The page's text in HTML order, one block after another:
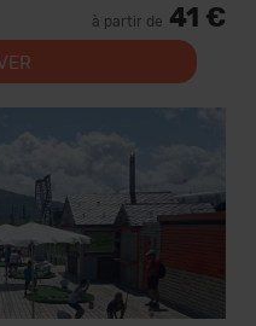
à partir de 41 €